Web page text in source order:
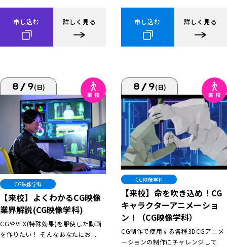
申し込む 詳しく見る 申し込む 詳しく見る
8/9(日)
CG映像学科
【来校】よくわかるCG映像
業界解説(CG映像学科)
CGやVFX(特殊効果)を駆使した動画
を作りたい！ そんなあなたにお...
8/9(日)
CG映像学科
【来校】命を吹き込め！CG
キャラクターアニメーショ
ン！（CG映像学科）
CG制作で使用する各種3DCGアニメ
ーションの制作にチャレンジして